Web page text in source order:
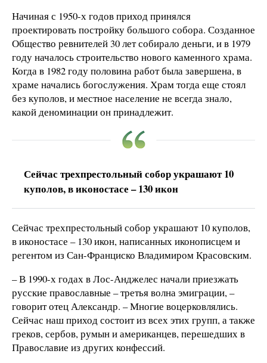
Начиная с 1950-х годов приход принялся
проектировать постройку большого собора. Созданное
Общество ревнителей 30 лет собирало деньги, и в 1979
году началось строительство нового каменного храма.
Когда в 1982 году половина работ была завершена, в
храме начались богослужения. Храм тогда еще стоял
без куполов, и местное население не всегда знало,
какой деноминации он принадлежит.
Сейчас трехпрестольный собор украшают 10
куполов, в иконостасе – 130 икон
Сейчас трехпрестольный собор украшают 10 куполов,
в иконостасе – 130 икон, написанных иконописцем и
регентом из Сан-Франциско Владимиром Красовским.
– В 1990-х годах в Лос-Анджелес начали приезжать
русские православные – третья волна эмиграции, –
говорит отец Александр. – Многие воцерковлялись.
Сейчас наш приход состоит из всех этих групп, а также
греков, сербов, румын и американцев, перешедших в
Православие из других конфессий.